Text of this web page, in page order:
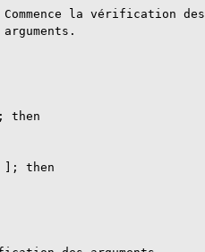
la vérification des
then
]; then